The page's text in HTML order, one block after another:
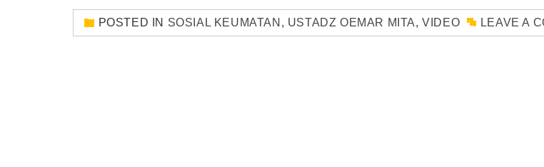
POSTED IN SOSIAL KEUMATAN , USTADZ OEMAR MITA,VIDEO LEAVE A